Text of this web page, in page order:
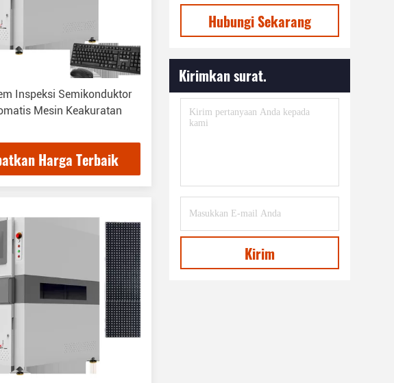
Inspeksi Semikonduktor
Mesin Keakuratan
Harga Terbaik
Hubungi Sekarang
Kirimkan surat.
Kirim